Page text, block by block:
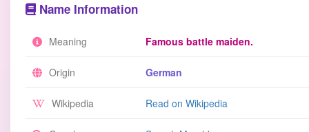
Name Information
Meaning Famous battle maiden.
Origin German
Wikipedia Read on Wikipedia